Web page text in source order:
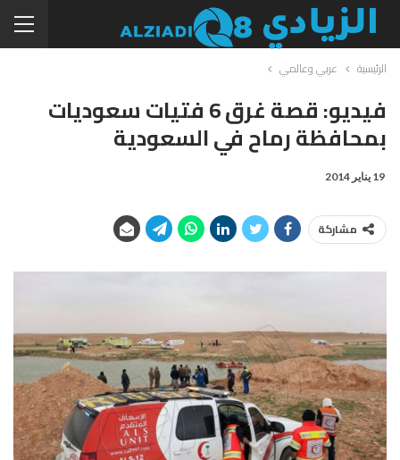
الرئيسية عربي وعالمي
فيديو: قصة غرق 6 فتيات سعوديات
بمحافظة رماح في السعودية
19 يناير 2014
مشاركة